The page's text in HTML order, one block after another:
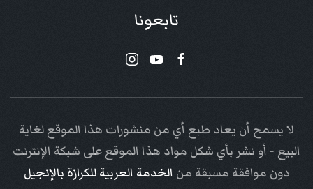
تابعونا
لا يسمح أن يعاد طبع أي من منشورات هذا الموقع لغاية
البيع - أو نشر بأي شكل مواد هذا الموقع على شبكة الإنترنت
دون موافقة مسبقة من الخدمة العربية للكرازة بالإنجيل